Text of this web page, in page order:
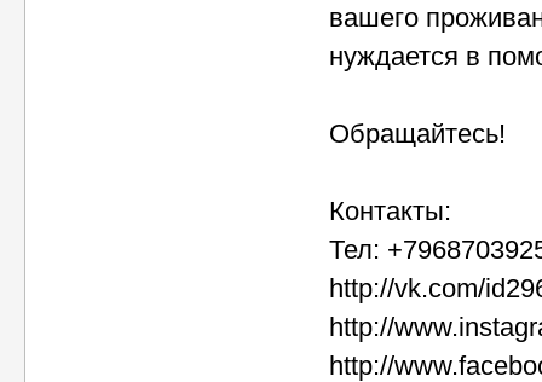
вашего
нуждается в
Обращайтесь!
Контакты:
Тел:
http://vk.com/
http://
http://